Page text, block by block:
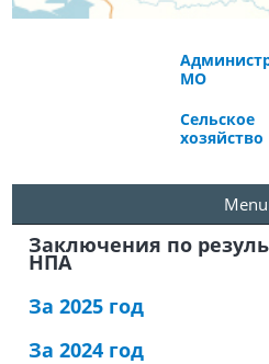
МО
Сельское
хозяйство
Menu
Заключения по
НПА
За 2025 год
За 2024 год